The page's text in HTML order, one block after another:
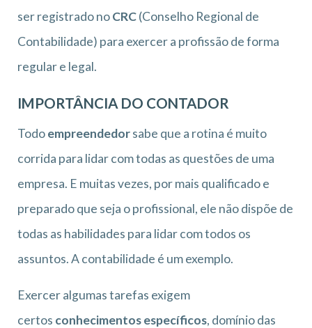
ser registrado noCRC(Conselho Regional de
Contabilidade) para exercer a profissão de forma
regular e legal.
IMPORTÂNCIA DO CONTADOR
Todoempreendedorsabe que a rotina é muito
corrida para lidar com todas as questões de uma
empresa. E muitas vezes, por mais qualificado e
preparado que seja o profissional, ele não dispõe de
todas as habilidades para lidar com todos os
assuntos. A contabilidade é um exemplo.
Exercer algumas tarefas exigem
certos conhecimentos específicos, domínio das